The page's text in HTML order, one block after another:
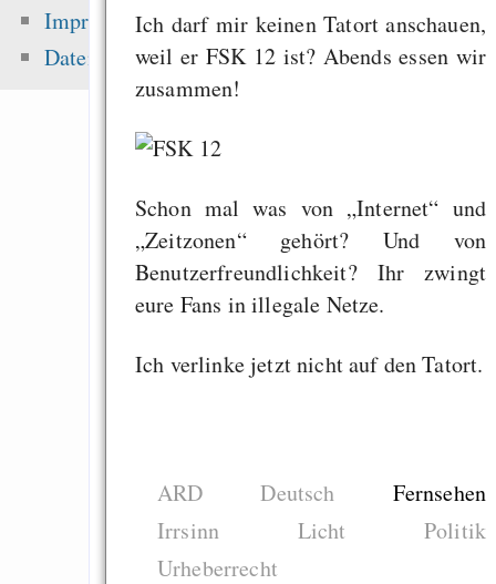
Ich darf mir keinen Tatort anschauen,
weil er FSK 12 ist? Abends essen wir
zusammen!
Schon mal was von „Internet“ und
„Zeitzonen“ gehört? Und von
Benutzerfreundlichkeit? Ihr zwingt
eure Fans in illegale Netze.
Ich verlinke jetzt nicht auf den Tatort.
ARD Deutsch
Fernsehen
Irrsinn
Licht
Politik
Urheberrecht
Impressum
Datenschutz
Wirtschaftssystems
Wirtschaftskrise vs.
Zuletzt angezeigt:
Datenschutz
speedtest clone